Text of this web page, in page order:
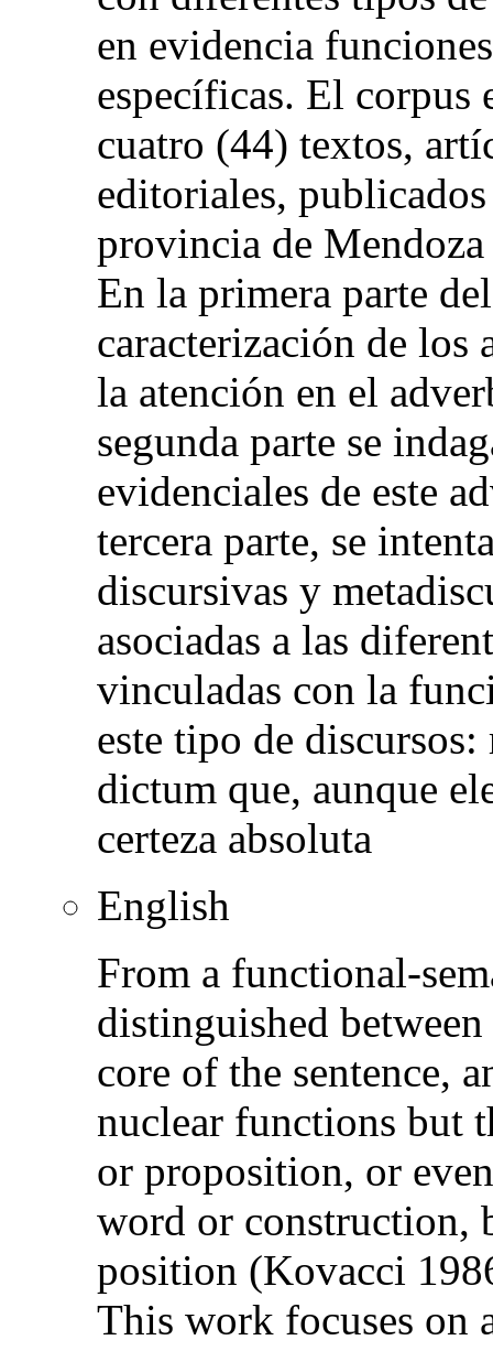
en evidencia
específicas. El corpus
cuatro (44) textos,
editoriales,
provincia de
En la primera parte
caracterización de los
la atención en el
segunda parte se
evidenciales de este
tercera parte, se
discursivas y
asociadas a las
vinculadas con la
este tipo de
dictum que, aunque
certeza absoluta
English
From a functional-
distinguished
core of the sentence,
nuclear functions but
or proposition, or
word or construction,
position (Kovacci
This work focuses on